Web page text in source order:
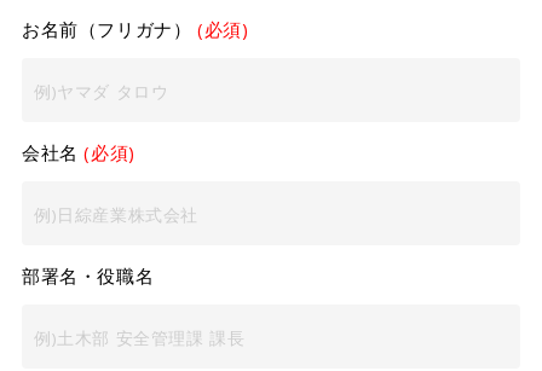
お名前（フリガナ） (必須)
会社名(必須)
部署名・役職名